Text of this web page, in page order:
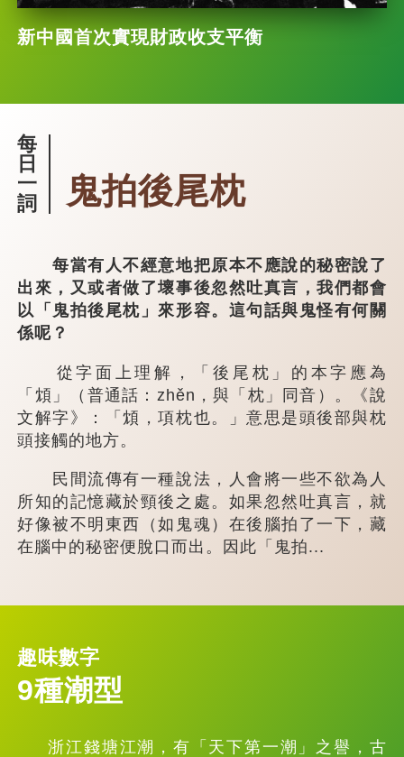
新中國首次實現財政收支平衡
每
日
一
詞
鬼拍後尾枕
每當有人不經意地把原本不應說的秘密說了
出來，又或者做了壞事後忽然吐真言，我們都會
以「鬼拍後尾枕」來形容。這句話與鬼怪有何關
係呢？
從字面上理解，「後尾枕」的本字應為
「䪴」（普通話：zhěn，與「枕」同音）。《說
文解字》：「䪴，項枕也。」意思是頭後部與枕
頭接觸的地方。
民間流傳有一種說法，人會將一些不欲為人
所知的記憶藏於頸後之處。如果忽然吐真言，就
好像被不明東西（如鬼魂）在後腦拍了一下，藏
在腦中的秘密便脫口而出。因此「鬼拍...
趣味數字
9種潮型
浙江錢塘江潮，有「天下第一潮」之譽，古